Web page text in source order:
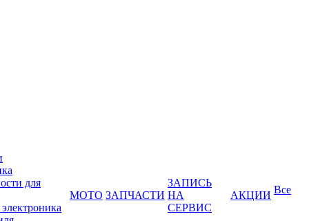
для
МОТО ЗАПЧАСТИ
ЗАПИСЬ
НА
СЕРВИС
АКЦИИ Все